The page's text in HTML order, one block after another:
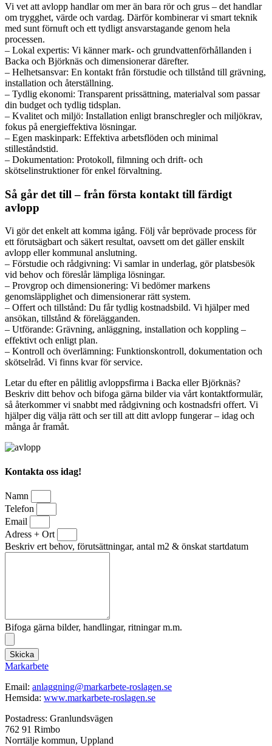
Vi vet att avlopp handlar om mer än bara rör och grus – det handlar
om trygghet, värde och vardag. Därför kombinerar vi smart teknik
med sunt förnuft och ett tydligt ansvarstagande genom hela
processen.
– Lokal expertis: Vi känner mark- och grundvattenförhållanden i
Backa och Björknäs och dimensionerar därefter.
– Helhetsansvar: En kontakt från förstudie och tillstånd till grävning,
installation och återställning.
– Tydlig ekonomi: Transparent prissättning, materialval som passar
din budget och tydlig tidsplan.
– Kvalitet och miljö: Installation enligt branschregler och miljökrav,
fokus på energieffektiva lösningar.
– Egen maskinpark: Effektiva arbetsflöden och minimal
stilleståndstid.
– Dokumentation: Protokoll, filmning och drift- och
skötselinstruktioner för enkel förvaltning.
Så går det till – från första kontakt till färdigt
avlopp
Vi gör det enkelt att komma igång. Följ vår beprövade process för
ett förutsägbart och säkert resultat, oavsett om det gäller enskilt
avlopp eller kommunal anslutning.
– Förstudie och rådgivning: Vi samlar in underlag, gör platsbesök
vid behov och föreslår lämpliga lösningar.
– Provgrop och dimensionering: Vi bedömer markens
genomsläpplighet och dimensionerar rätt system.
– Offert och tillstånd: Du får tydlig kostnadsbild. Vi hjälper med
ansökan, tillstånd & förelägganden.
– Utförande: Grävning, anläggning, installation och koppling –
effektivt och enligt plan.
– Kontroll och överlämning: Funktionskontroll, dokumentation och
skötselråd. Vi finns kvar för service.
Letar du efter en pålitlig avloppsfirma i Backa eller Björknäs?
Beskriv ditt behov och bifoga gärna bilder via vårt kontaktformulär,
så återkommer vi snabbt med rådgivning och kostnadsfri offert. Vi
hjälper dig välja rätt och ser till att ditt avlopp fungerar – idag och
många år framåt.
Kontakta oss idag!
Namn
Telefon
Email
Adress + Ort
Beskriv ert behov, förutsättningar, antal m2 & önskat startdatum
Bifoga gärna bilder, handlingar, ritningar m.m.
Skicka
Markarbete
Email: anlaggning@markarbete-roslagen.se
Hemsida: www.markarbete-roslagen.se
Postadress: Granlundsvägen
762 91 Rimbo
Norrtälje kommun, Uppland